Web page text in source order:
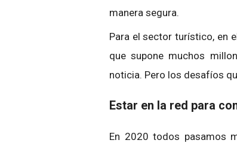
manera segura.
Para el sector turístico, en
que supone muchos
noticia. Pero los desafíos
Estar en la red para
En 2020 todos pasamos